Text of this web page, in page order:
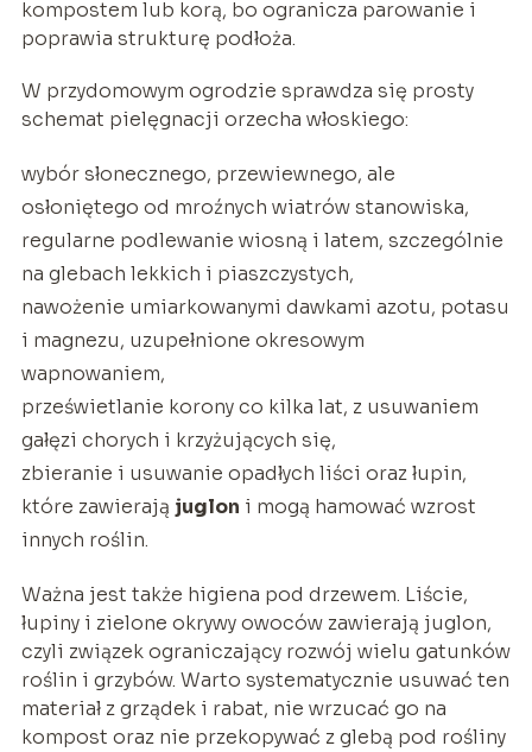
kompostem lub korą, bo ogranicza parowanie i
poprawia strukturę podłoża.
W przydomowym ogrodzie sprawdza się prosty
schemat pielęgnacji orzecha włoskiego:
wybór słonecznego, przewiewnego, ale
osłoniętego od mroźnych wiatrów stanowiska,
regularne podlewanie wiosną i latem, szczególnie
na glebach lekkich i piaszczystych,
nawożenie umiarkowanymi dawkami azotu, potasu
i magnezu, uzupełnione okresowym
wapnowaniem,
prześwietlanie korony co kilka lat, z usuwaniem
gałęzi chorych i krzyżujących się,
zbieranie i usuwanie opadłych liści oraz łupin,
które zawierają juglon i mogą hamować wzrost
innych roślin.
Ważna jest także higiena pod drzewem. Liście,
łupiny i zielone okrywy owoców zawierają juglon,
czyli związek ograniczający rozwój wielu gatunków
roślin i grzybów. Warto systematycznie usuwać ten
materiał z grządek i rabat, nie wrzucać go na
kompost oraz nie przekopywać z glebą pod rośliny